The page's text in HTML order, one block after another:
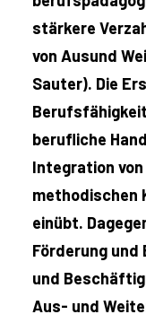
stärkere
von Ausund
Sauter). Die
berufliche
Integration
methodischen
einübt.
Förderung
und
Aus- und